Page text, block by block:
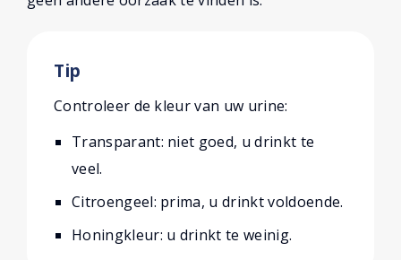
Tip
Controleer de kleur van uw urine:
Transparant: niet goed, u drinkt te
veel.
Citroengeel: prima, u drinkt voldoende.
Honingkleur: u drinkt te weinig.